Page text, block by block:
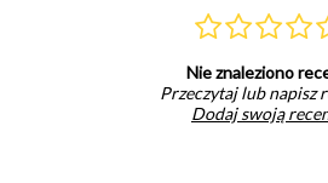
Nie znaleziono
Przeczytaj lub napisz
Dodaj swoją